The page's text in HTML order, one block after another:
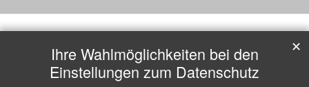
Ihre Wahlmöglichkeiten bei den
Einstellungen zum Datenschutz
✕